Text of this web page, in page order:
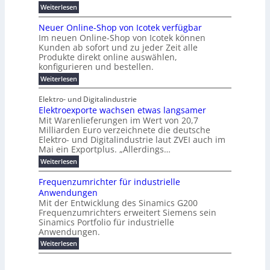
ü
r
o
k
r
a
i
e
e
n
i
s
t
n
e
r
a
t
P
l
u
g
F
e
s
t
s
K
a
b
e
l
m
a
n
a
e
m
e
n
t
i
m
e
r
t
e
n
H
a
l
b
j
a
h
r
2
0
2
6
d
n
e
u
r
W
a
g
o
-
C
E
O
l
s
t
c
k
e
r
ü
S
t
r
ö
m
e
b
i
s
5
A
Weiterlesen:
P
r
o
i
n
e
t
f
ü
h
r
e
n
d
e
s
i
n
u
s
t
r
i
e
l
l
e
Neuer Online-Shop von Icotek verfügbar
Im neuen Online-Shop von Icotek können
Kunden ab sofort und zu jeder Zeit alle
Produkte direkt online auswählen,
konfigurieren und bestellen.
Weiterlesen:
N
u
e
r
O
n
l
i
n
e
-
S
h
o
p
v
o
n
I
c
Elektro- und Digitalindustrie
Elektroexporte wachsen etwas langsamer
Mit Warenlieferungen im Wert von 20,7
Milliarden Euro verzeichnete die deutsche
Elektro- und Digitalindustrie laut ZVEI auch im
Mai ein Exportplus. „Allerdings…
Weiterlesen:
E
e
k
t
r
o
e
x
p
o
Frequenzumrichter für industrielle
Anwendungen
Mit der Entwicklung des Sinamics G200
Frequenzumrichters erweitert Siemens sein
Sinamics Portfolio für industrielle
Anwendungen.
Weiterlesen:
F